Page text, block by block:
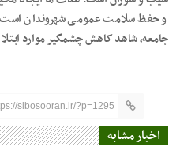
و حفظ سلامت عمومی شهروندان است
جامعه، شاهد کاهش چشمگیر موارد
sibosooran.ir/?p=1295
اخبار مشابه